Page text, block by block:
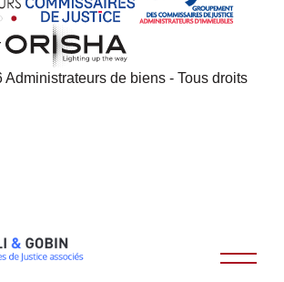
Administrateurs de biens - Tous droits